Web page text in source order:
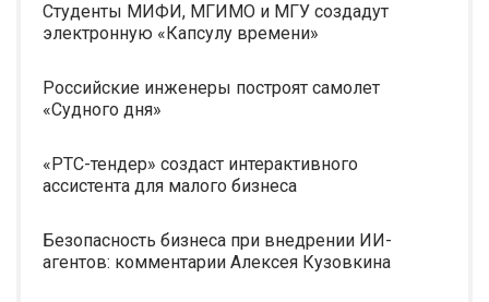
Студенты МИФИ, МГИМО и МГУ создадут
электронную «Капсулу времени»
Российские инженеры построят самолет
«Судного дня»
«РТС-тендер» создаст интерактивного
ассистента для малого бизнеса
Безопасность бизнеса при внедрении ИИ-
агентов: комментарии Алексея Кузовкина